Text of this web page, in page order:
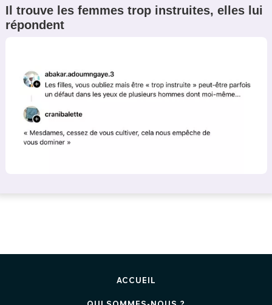
Il trouve les femmes trop instruites, elles lui
répondent
ACCUEIL